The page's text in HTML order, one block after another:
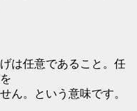
は任意であること。任
ん。という意味です。